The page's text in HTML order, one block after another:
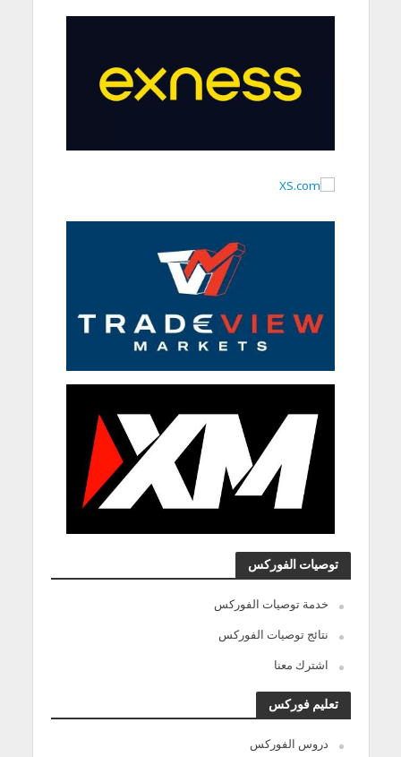
توصيات الفوركس
خدمة توصيات الفوركس
نتائج توصيات الفوركس
اشترك معنا
تعليم فوركس
دروس الفوركس